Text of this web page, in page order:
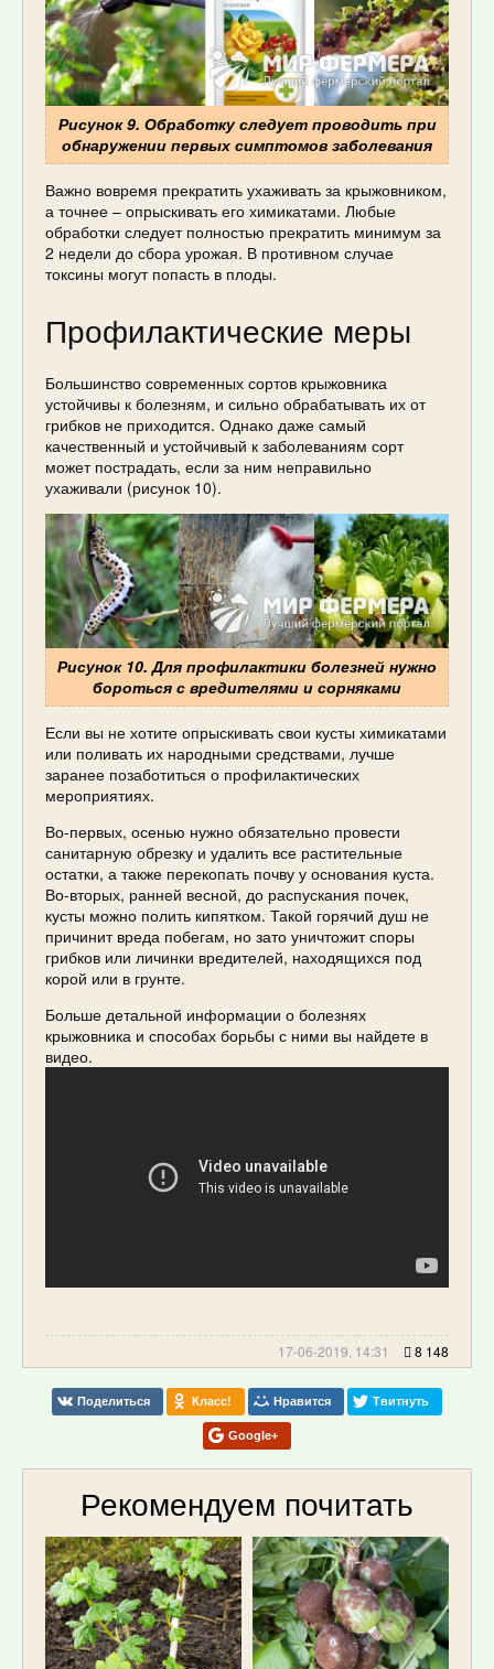
Рисунок 9. Обработку следует проводить при
обнаружении первых симптомов заболевания
Важно вовремя прекратить ухаживать за крыжовником,
а точнее – опрыскивать его химикатами. Любые
обработки следует полностью прекратить минимум за
2 недели до сбора урожая. В противном случае
токсины могут попасть в плоды.
Профилактические меры
Большинство современных сортов крыжовника
устойчивы к болезням, и сильно обрабатывать их от
грибков не приходится. Однако даже самый
качественный и устойчивый к заболеваниям сорт
может пострадать, если за ним неправильно
ухаживали (рисунок 10).
Рисунок 10. Для профилактики болезней нужно
бороться с вредителями и сорняками
Если вы не хотите опрыскивать свои кусты химикатами
или поливать их народными средствами, лучше
заранее позаботиться о профилактических
мероприятиях.
Во-первых, осенью нужно обязательно провести
санитарную обрезку и удалить все растительные
остатки, а также перекопать почву у основания куста.
Во-вторых, ранней весной, до распускания почек,
кусты можно полить кипятком. Такой горячий душ не
причинит вреда побегам, но зато уничтожит споры
грибков или личинки вредителей, находящихся под
корой или в грунте.
Больше детальной информации о болезнях
крыжовника и способах борьбы с ними вы найдете в
видео.
17-06-2019, 14:31 8 148
Поделиться Класс! Нравится Твитнуть
Google+
Рекомендуем почитать